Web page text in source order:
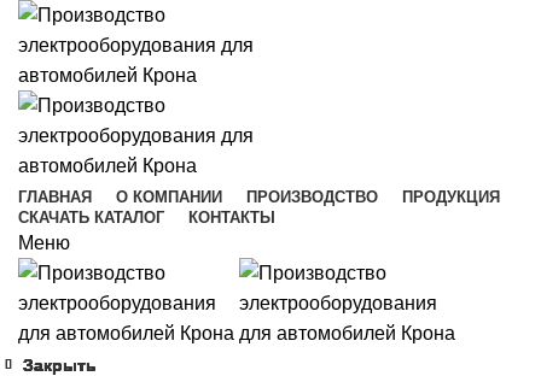
ГЛАВНАЯ О КОМПАНИИ ПРОИЗВОДСТВО
ПРОДУКЦИЯ
СКАЧАТЬ КАТАЛОГ
КОНТАКТЫ
Меню
Закрыть
Закрыть
Закрыть
Закрыть
Закрыть
Закрыть
Закрыть
Закрыть